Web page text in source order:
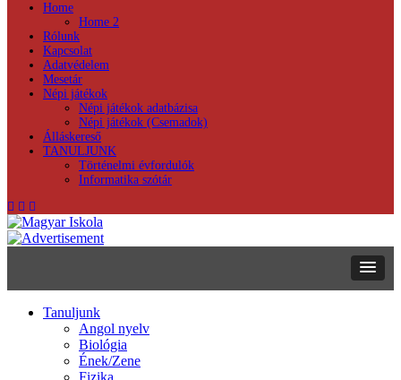
Home
Home 2
Rólunk
Kapcsolat
Adatvédelem
Mesetár
Népi játékok
Népi játékok adatbázisa
Népi játékok (Csemadok)
Álláskereső
TANULJUNK
Történelmi évfordulók
Informatika szótár
Tanuljunk
Angol nyelv
Biológia
Ének/Zene
Fizika